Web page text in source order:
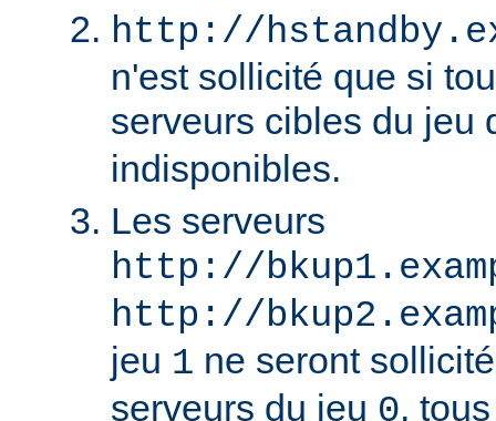
http://
n'est sollicité que si
serveurs cibles du jeu
indisponibles.
Les serveurs
http://
http://
jeu 1 ne seront
serveurs du jeu 0,